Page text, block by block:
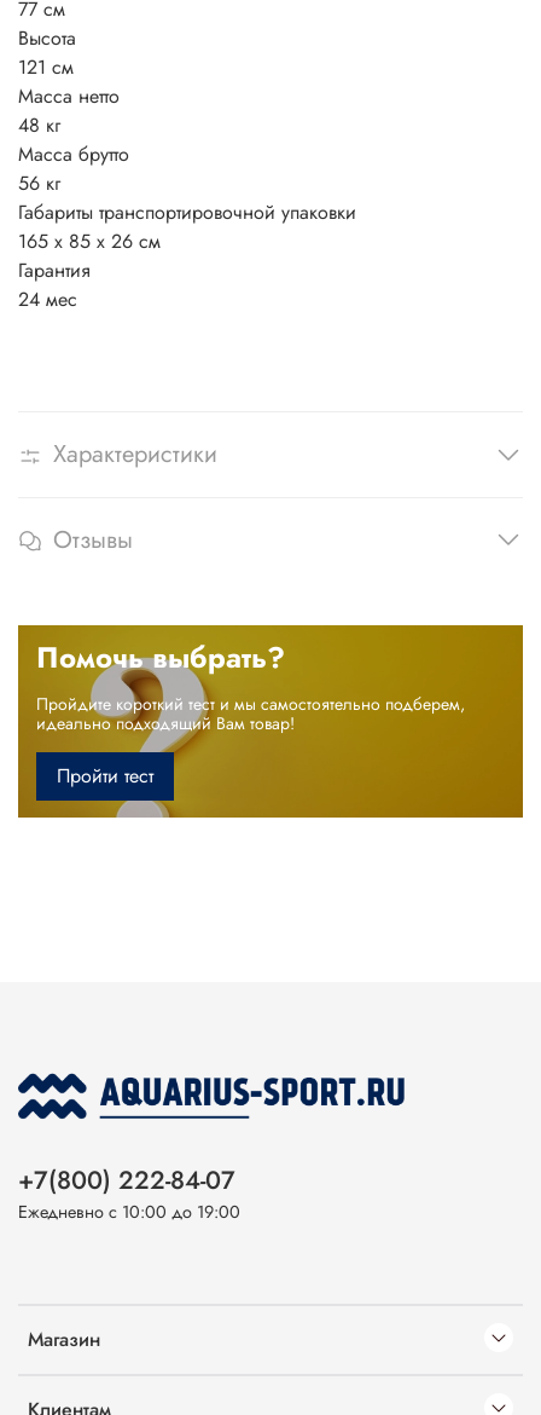
77 см
Высота
121 см
Масса нетто
48 кг
Масса брутто
56 кг
Габариты транспортировочной упаковки
165 x 85 x 26 см
Гарантия
24 мес
Характеристики
Отзывы
Помочь выбрать?
Пройдите короткий тест и мы самостоятельно подберем,
идеально подходящий Вам товар!
Пройти тест
Магазин
Клиентам
+7(800) 222-84-07
Ежедневно с 10:00 до 19:00